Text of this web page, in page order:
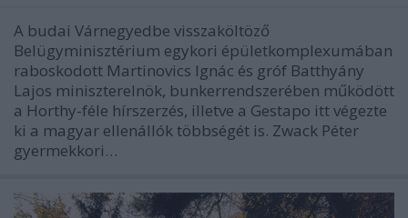
A budai Várnegyedbe visszaköltöző
Belügyminisztérium egykori épületkomplexumában
raboskodott Martinovics Ignác és gróf Batthyány
Lajos miniszterelnök, bunkerrendszerében működött
a Horthy-féle hírszerzés, illetve a Gestapo itt végezte
ki a magyar ellenállók többségét is. Zwack Péter
gyermekkori…